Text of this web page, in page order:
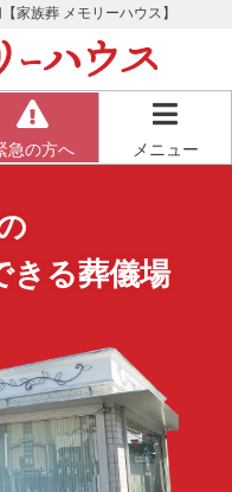
家族葬 メモリーハウス】
急の方へ メニュー
きる葬儀場